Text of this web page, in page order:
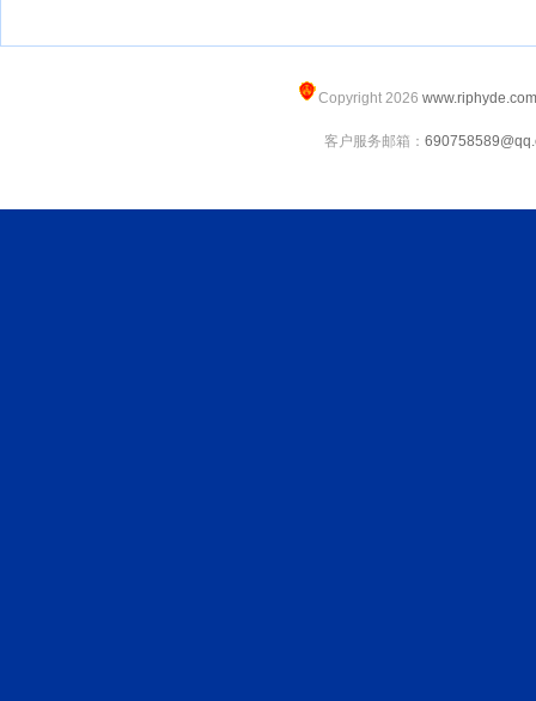
Copyright 2026 www.riphyde.com
客户服务邮箱：